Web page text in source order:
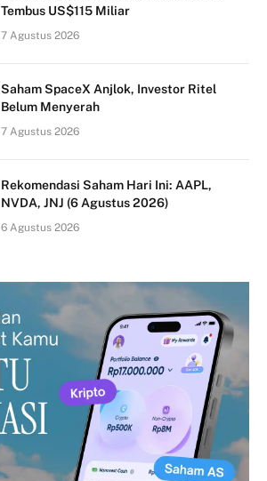
Tembus US$115 Miliar
7 Agustus 2026
Saham SpaceX Anjlok, Investor Ritel
Belum Menyerah
7 Agustus 2026
Rekomendasi Saham Hari Ini: AAPL,
NVDA, JNJ (6 Agustus 2026)
6 Agustus 2026